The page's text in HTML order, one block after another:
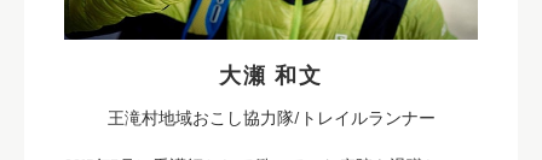
大瀬 和文
王滝村地域おこし協力隊/トレイルランナー